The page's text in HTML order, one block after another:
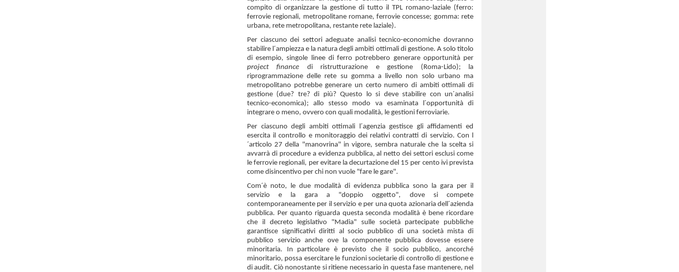
compito di organizzare la gestione di tutto il TPL romano-laziale (ferro:
ferrovie regionali, metropolitane romane, ferrovie concesse; gomma: rete
urbana, rete metropolitana, restante rete laziale).
Per ciascuno dei settori adeguate analisi tecnico-economiche dovranno
stabilire l´ampiezza e la natura degli ambiti ottimali di gestione. A solo titolo
di esempio, singole linee di ferro potrebbero generare opportunità per
project finance di ristrutturazione e gestione (Roma-Lido); la
riprogrammazione delle rete su gomma a livello non solo urbano ma
metropolitano potrebbe generare un certo numero di ambiti ottimali di
gestione (due? tre? di più? Questo lo si deve stabilire con un´analisi
tecnico-economica); allo stesso modo va esaminata l´opportunità di
integrare o meno, ovvero con quali modalità, le gestioni ferroviarie.
Per ciascuno degli ambiti ottimali l´agenzia gestisce gli affidamenti ed
esercita il controllo e monitoraggio dei relativi contratti di servizio. Con l
´articolo 27 della "manovrina" in vigore, sembra naturale che la scelta si
avvarrà di procedure a evidenza pubblica, al netto dei settori esclusi come
le ferrovie regionali, per evitare la decurtazione del 15 per cento ivi prevista
come disincentivo per chi non vuole "fare le gare".
Com´è noto, le due modalità di evidenza pubblica sono la gara per il
servizio e la gara a "doppio oggetto", dove si compete
contemporaneamente per il servizio e per una quota azionaria dell´azienda
pubblica. Per quanto riguarda questa seconda modalità è bene ricordare
che il decreto legislativo "Madia" sulle società partecipate pubbliche
garantisce significativi diritti al socio pubblico di una società mista di
pubblico servizio anche ove la componente pubblica dovesse essere
minoritaria. In particolare è previsto che il socio pubblico, ancorché
minoritario, possa esercitare le funzioni societarie di controllo di gestione e
di audit. Ciò nonostante si ritiene necessario in questa fase mantenere, nel